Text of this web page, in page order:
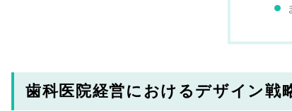
歯科医院経営におけるデザイン戦